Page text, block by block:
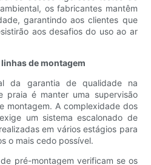
os fabricantes mantêm
garantindo aos clientes que
aos desafios do uso ao ar
de montagem
da garantia de qualidade na
praia é manter uma supervisão
montagem. A complexidade dos
um sistema escalonado de
em vários estágios para
o mais cedo possível.
pré-montagem verificam se os